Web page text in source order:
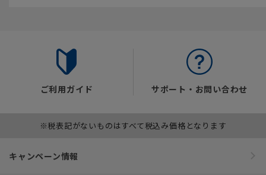
ご利用ガイド サポート・お問い合わせ
※税表記がないものはすべて税込み価格となります
キャンペーン情報